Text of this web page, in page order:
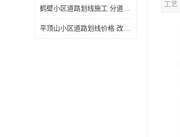
鹤壁小区道路划线施工 分道线 改善交通效率
平顶山小区道路划线价格 改善交通效率
工艺